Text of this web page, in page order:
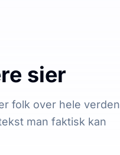
sier
folk over hele verden
man faktisk kan